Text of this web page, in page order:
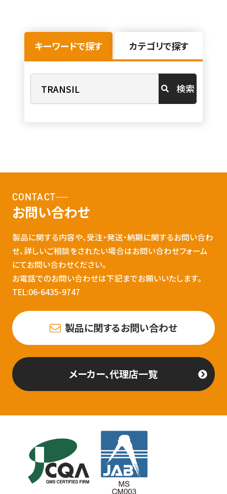
キーワードで探す カテゴリで探す
検索
CONTACT
お問い合わせ
製品に関する内容や、受注・発送・納期に関するお問い合わ
せ、詳しいご相談をされたい場合はお問い合わせフォーム
にてお問い合わせください。
お電話でのお問い合わせは下記までお願いいたします。
TEL:06-6435-9747
製品に関するお問い合わせ
メーカー、代理店一覧